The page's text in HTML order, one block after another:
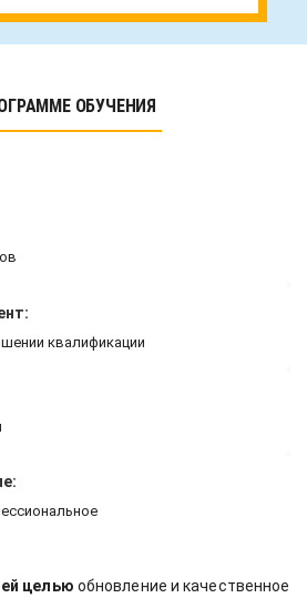
ОБУЧЕНИЯ
квалификации
целью обновление и качественное